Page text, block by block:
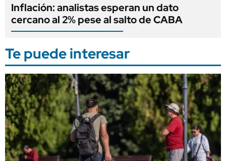
Inflación: analistas esperan un dato
cercano al 2% pese al salto de CABA
Te puede interesar